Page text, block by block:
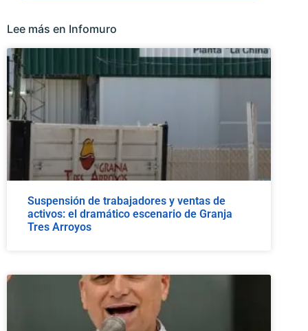
Lee más en Infomuro
Suspensión de trabajadores y ventas de
activos: el dramático escenario de Granja
Tres Arroyos